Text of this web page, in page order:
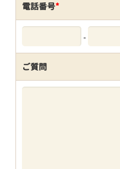
電話番号*
-
ご質問